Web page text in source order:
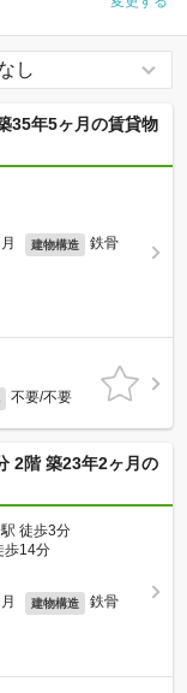
35年5ヶ月の賃貸物
建物構造 鉄骨
不要/不要
2階 築23年2ヶ月の
徒歩3分
歩14分
建物構造 鉄骨